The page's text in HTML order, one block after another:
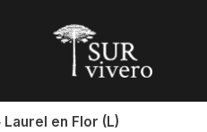
Laurel en Flor (L)